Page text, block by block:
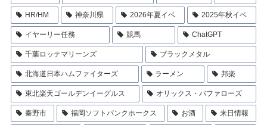
HR/HM 神奈川県 2026年夏イベ 2025年秋イベ
イヤーリー任務 競馬 ChatGPT
千葉ロッテマリーンズ ブラックメタル
北海道日本ハムファイターズ ラーメン 邦楽
東北楽天ゴールデンイーグルス オリックス・バファローズ
秦野市 福岡ソフトバンクホークス お酒 来日情報